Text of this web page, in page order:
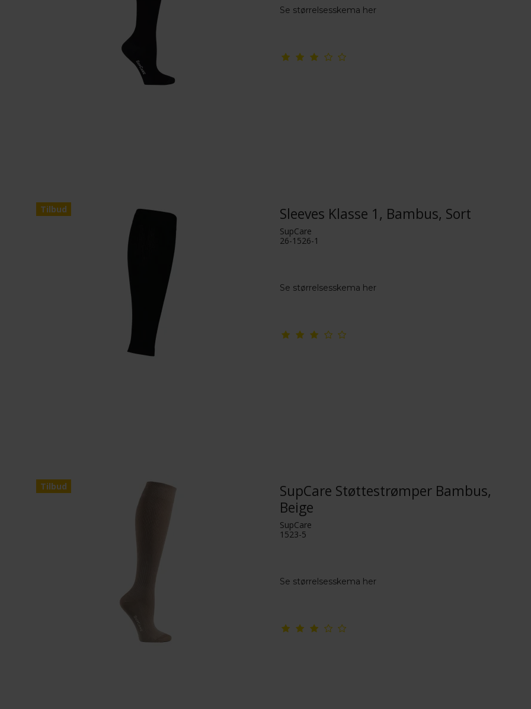
Se størrelsesskema her
Tilbud Sleeves Klasse 1, Bambus, Sort
SupCare
26-1526-1
Se størrelsesskema her
Tilbud
SupCare Støttestrømper Bambus,
Beige
SupCare
1523-5
Se størrelsesskema her